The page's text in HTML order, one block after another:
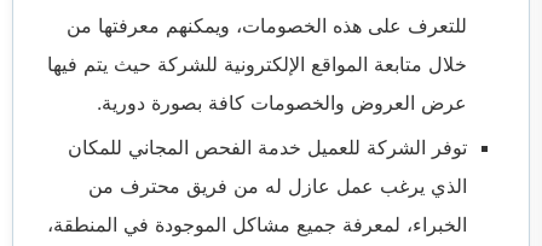
للتعرف على هذه الخصومات، ويمكنهم معرفتها من
خلال متابعة المواقع الإلكترونية للشركة حيث يتم فيها
عرض العروض والخصومات كافة بصورة دورية.
توفر الشركة للعميل خدمة الفحص المجاني للمكان
الذي يرغب عمل عازل له من فريق محترف من
الخبراء، لمعرفة جميع مشاكل الموجودة في المنطقة،